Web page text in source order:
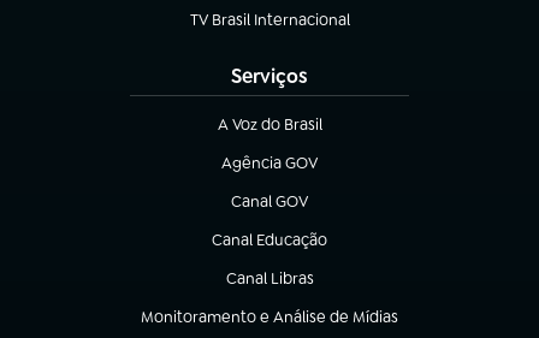
TV Brasil Internacional
(abre em nova aba)
Serviços
A Voz do Brasil
(abre em nova aba)
Agência GOV
(abre em nova aba)
Canal GOV
(abre em nova aba)
Canal Educação
(abre em nova aba)
Canal Libras
(abre em nova aba)
Monitoramento e Análise de Mídias
(abre em nova aba)